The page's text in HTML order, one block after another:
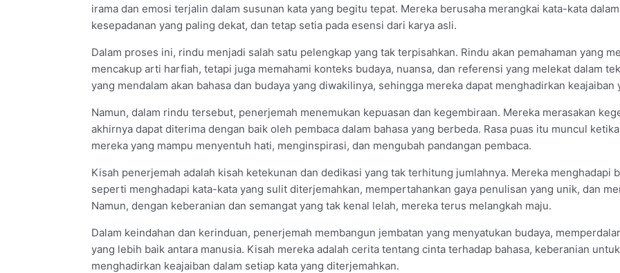
irama dan emosi terjalin dalam susunan kata yang begitu tepat. Mereka berusaha merangkai kata-kata
kesepadanan yang paling dekat, dan tetap setia pada esensi dari karya asli.
Dalam proses ini, rindu menjadi salah satu pelengkap yang tak terpisahkan. Rindu akan pemahaman yang
mencakup arti harfiah, tetapi juga memahami konteks budaya, nuansa, dan referensi yang melekat dalam
yang mendalam akan bahasa dan budaya yang diwakilinya, sehingga mereka dapat menghadirkan
Namun, dalam rindu tersebut, penerjemah menemukan kepuasan dan kegembiraan. Mereka merasakan
akhirnya dapat diterima dengan baik oleh pembaca dalam bahasa yang berbeda. Rasa puas itu muncul
mereka yang mampu menyentuh hati, menginspirasi, dan mengubah pandangan pembaca.
Kisah penerjemah adalah kisah ketekunan dan dedikasi yang tak terhitung jumlahnya. Mereka menghadapi
seperti menghadapi kata-kata yang sulit diterjemahkan, mempertahankan gaya penulisan yang unik, dan
Namun, dengan keberanian dan semangat yang tak kenal lelah, mereka terus melangkah maju.
Dalam keindahan dan kerinduan, penerjemah membangun jembatan yang menyatukan budaya,
yang lebih baik antara manusia. Kisah mereka adalah cerita tentang cinta terhadap bahasa, keberanian
menghadirkan keajaiban dalam setiap kata yang diterjemahkan.